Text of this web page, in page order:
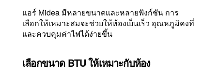
แอร์ Midea มีหลายขนาดและหลายฟังก์ชัน การ
เลือกให้เหมาะสมจะช่วยให้ห้องเย็นเร็ว อุณหภูมิคงที่
และควบคุมค่าไฟได้ง่ายขึ้น
เลือกขนาด BTU ให้เหมาะกับห้อง